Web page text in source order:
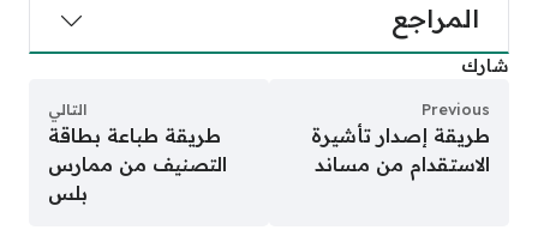
المراجع
شارك
Previous
طريقة إصدار تأشيرة
الاستقدام من مساند
التالي
طريقة طباعة بطاقة
التصنيف من ممارس
بلس